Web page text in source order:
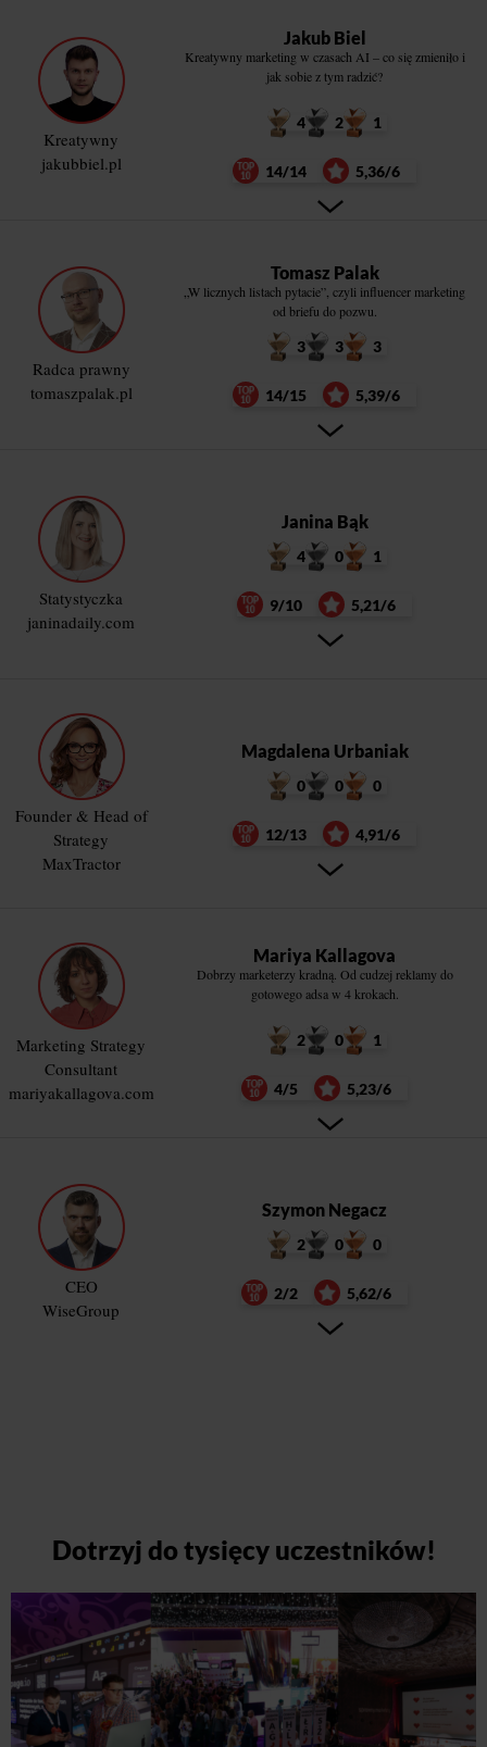
Kreatywny
jakubbiel.pl
Jakub Biel
Kreatywny marketing w czasach AI – co się zmieniło i
jak sobie z tym radzić?
4 2 1
14/14 5,36/6
Radca prawny
tomaszpalak.pl
Tomasz Palak
„W licznych listach pytacie”, czyli influencer marketing
od briefu do pozwu.
3 3 3
14/15 5,39/6
Statystyczka
janinadaily.com
Janina Bąk
4 0 1
9/10 5,21/6
Founder & Head of
Strategy
MaxTractor
Magdalena Urbaniak
0 0 0
12/13 4,91/6
Marketing Strategy
Consultant
mariyakallagova.com
Mariya Kallagova
Dobrzy marketerzy kradną. Od cudzej reklamy do
gotowego adsa w 4 krokach.
2 0 1
4/5 5,23/6
CEO
WiseGroup
Szymon Negacz
2 0 0
2/2 5,62/6
Dotrzyj do tysięcy uczestników!